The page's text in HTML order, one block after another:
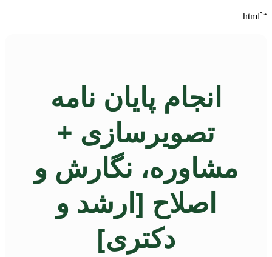
“`html
انجام پایان نامه
تصویرسازی +
مشاوره، نگارش و
اصلاح [ارشد و
دکتری]